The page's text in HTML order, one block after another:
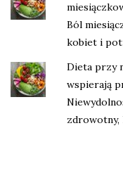
Ból
kobiet i
Dieta przy
wspierają
zdrowotny,